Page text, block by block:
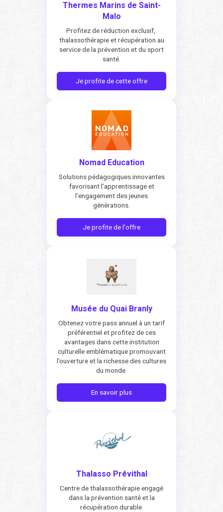
Thermes Marins de Saint-
Malo
Profitez de réduction exclusif,
thalassothérapie et récupération au
service de la prévention et du sport
santé.
Je profite de cette offre
Nomad Education
Solutions pédagogiques innovantes
favorisant l’apprentissage et
l’engagement des jeunes
générations.
Je profite de l'offre
Musée du Quai Branly
Obtenez votre pass annuel à un tarif
préférentiel et profitez de ces
avantages dans cette institution
culturelle emblématique promouvant
l’ouverture et la richesse des cultures
du monde.
En savoir plus
Thalasso Prévithal
Centre de thalassothérapie engagé
dans la prévention santé et la
récupération durable.